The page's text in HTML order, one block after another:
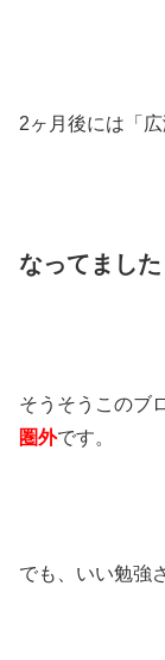
2ヶ月後には「
なってました
そうそうこのブ
圏外です。
でも、いい勉強